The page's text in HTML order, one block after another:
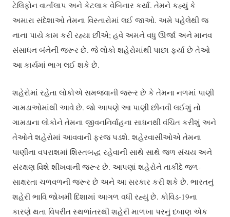
ટેલિફોન વાર્તાલાપ અને કેટલાક વેબિનાર કર્યા. તેમને કહ્યું કે
અમારા સંદેશાઓ તેમના વિસ્તારોમાં લઈ જાઓ. અમે પહેલેથી જ
નાના પાયે કામ કરી રહ્યા છીએ; હવે અમને વધુ ઊર્જા અને માનવ
સંસાધન બંનેની જરૂર છે. જે લોકો શહેરોમાંથી પાછા ફર્યા છે તેઓ
આ કાર્યમાં ભાગ લઈ શકે છે.
શહેરોમાં રહેતા લોકોએ સમજવાની જરૂર છે કે તેમના નળમાં પાણી
ગામડાઓમાંથી આવે છે. જો આપણે આ પાણી છીનવી લઈશું તો
ગામડાના લોકોને તેમના જીવનનિર્વાહના સાધનથી વંચિત કરીશું અને
તેઓને શહેરોમાં આવવાની ફરજ પડશે. શહેરવાસીઓએ તેમના
પાણીના વપરાશમાં શિસ્તબદ્ધ રહેવાની સાથે સાથે જળ સંચય અને
સંરક્ષણ વિશે શીખવાની જરૂર છે. આપણાં શહેરોને તાકીદે જળ-
સાક્ષરતા ચળવળની જરૂર છે અને આ સરકાર કરી શકે છે. ભારતનું
શહેરી ભાવિ જોખમી દિશામાં આગળ વધી રહ્યું છે. કોવિડ-19ના
કારણે થતા વિપરીત સ્થળાંતરથી શહેરી માળખા પરનું દબાણ એક